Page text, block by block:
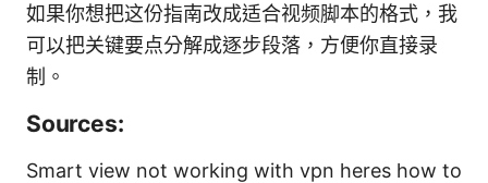
如果你想把这份指南改成适合视频脚本的格式，我
可以把关键要点分解成逐步段落，方便你直接录
制。
Sources:
Smart view not working with vpn heres how to